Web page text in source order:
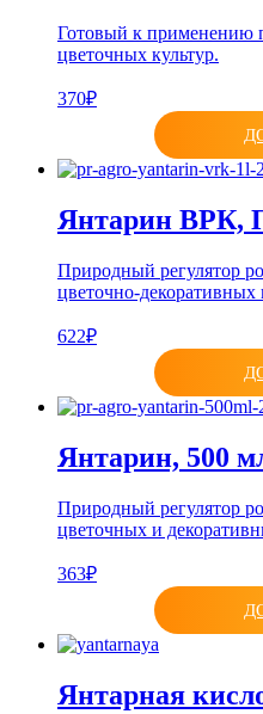
Готовый к применению
цветочных культур.
370₽
Янтарин ВРК,
Природный регулятор
цветочно-декоративных
622₽
Янтарин, 500
Природный регулятор
цветочных и
363₽
Янтарная